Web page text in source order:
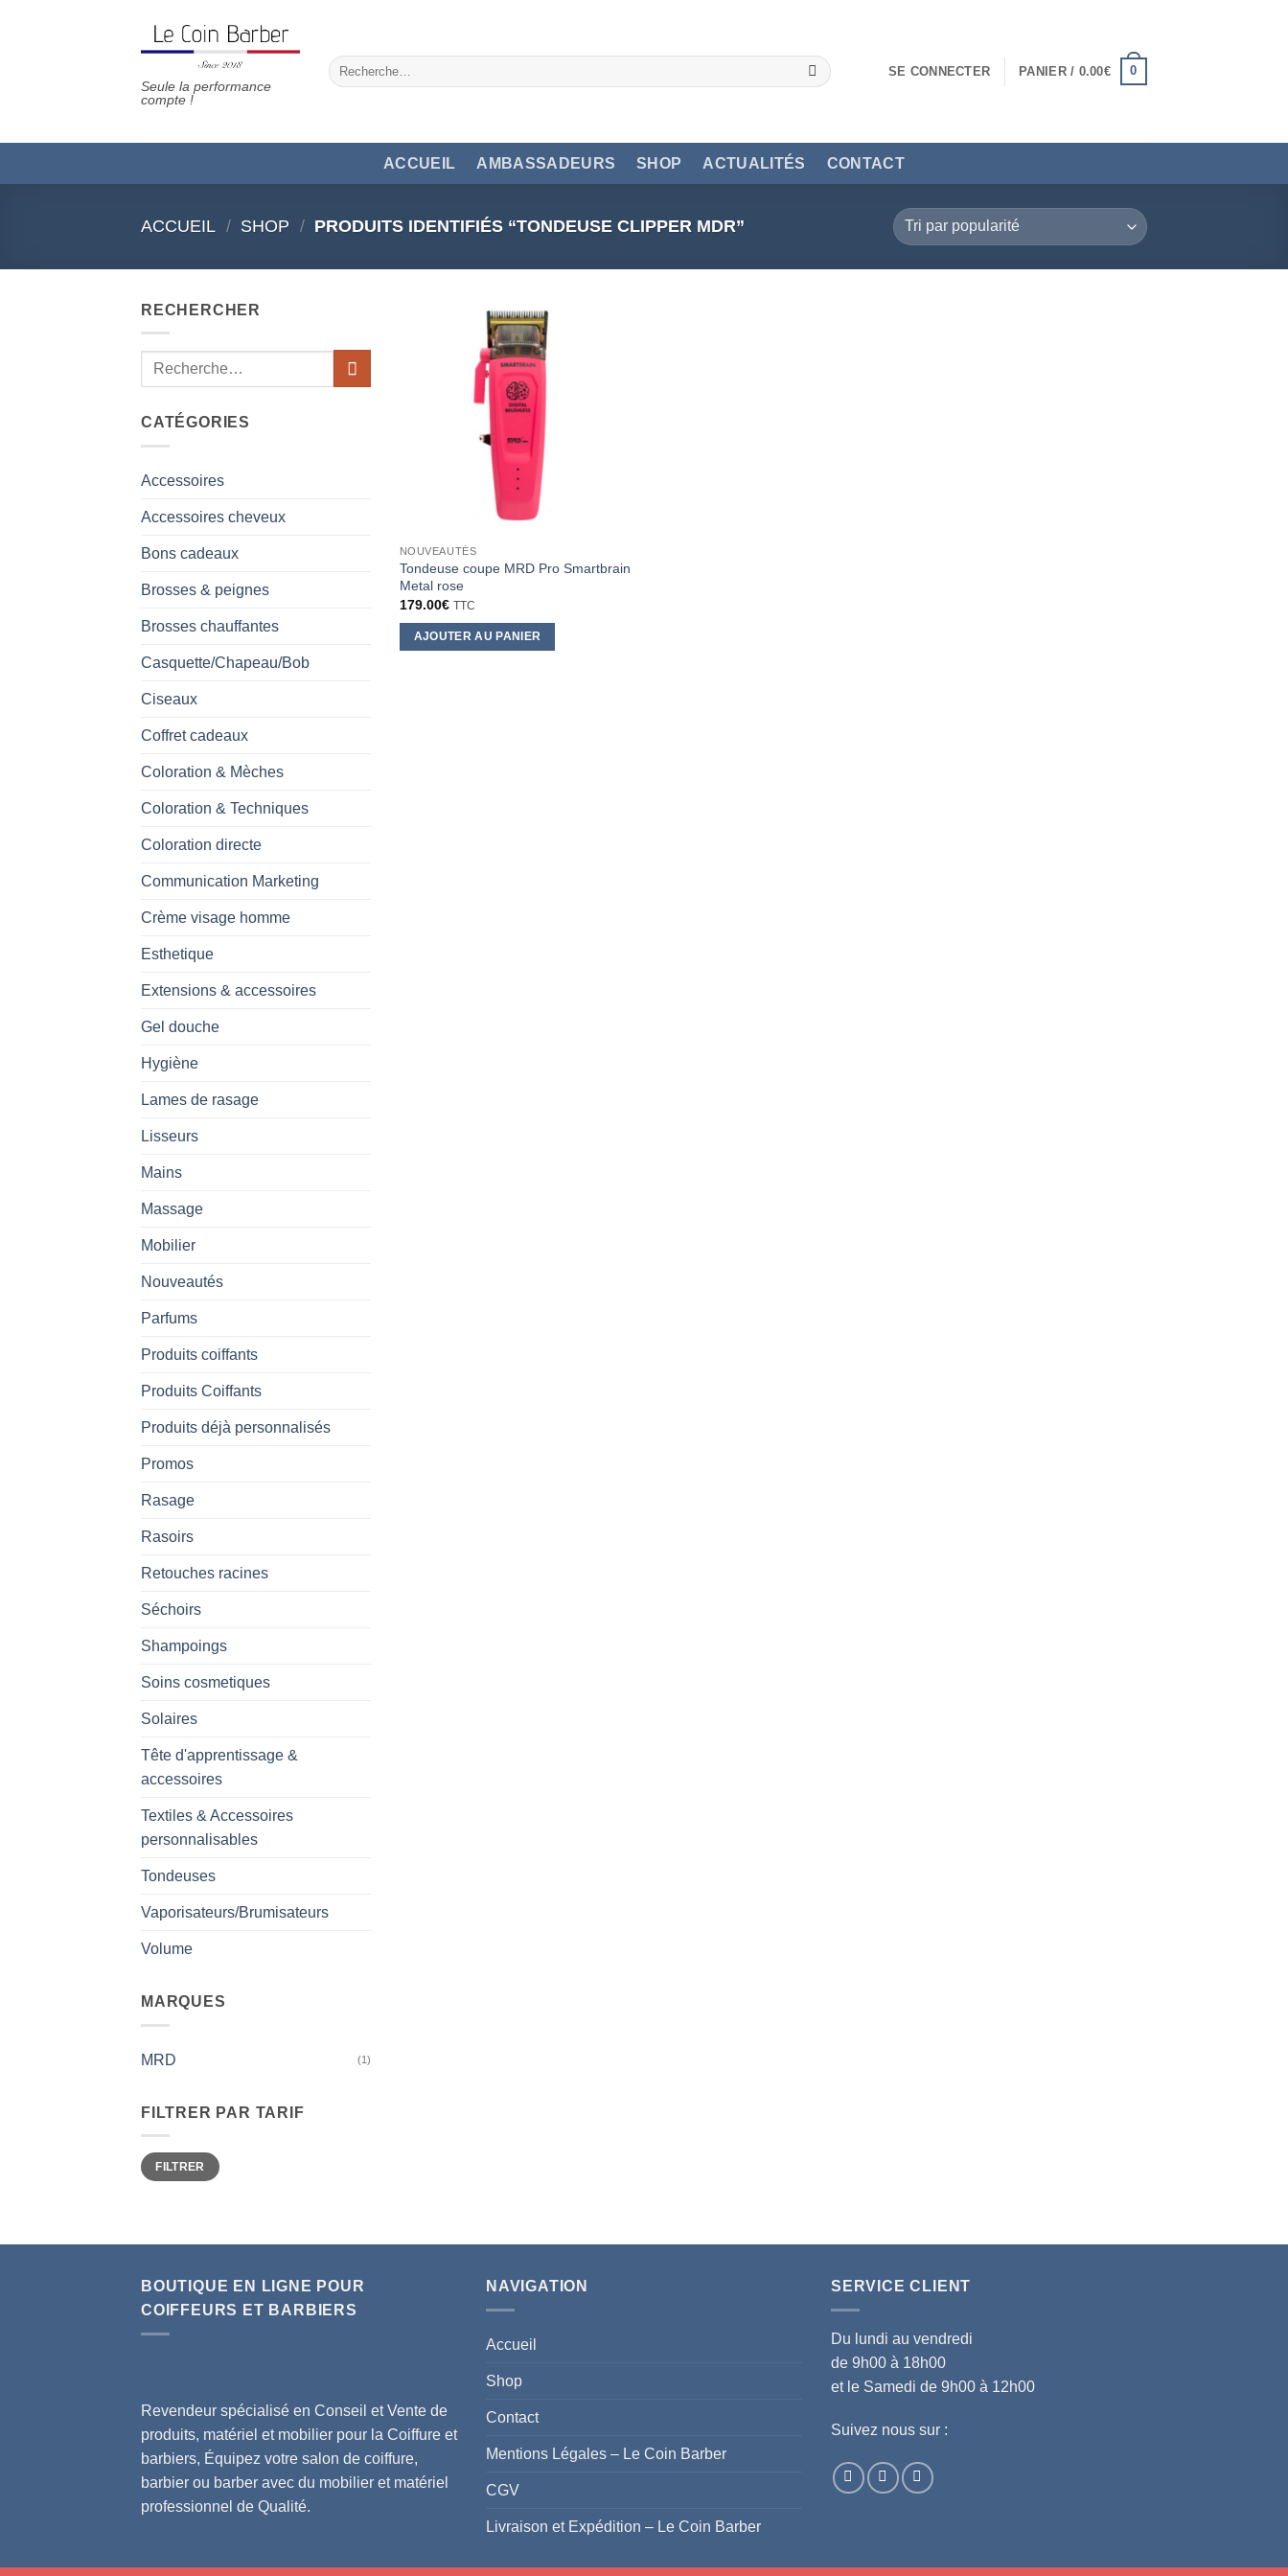
Seule la performance
compte !
Recherche
pour :
SE CONNECTER PANIER / 0.00€ 0
ACCUEIL AMBASSADEURS SHOP ACTUALITÉS CONTACT
ACCUEIL / SHOP / PRODUITS IDENTIFIÉS “TONDEUSE CLIPPER MDR”
RECHERCHER
Recherche
CATÉGORIES
Accessoires
Accessoires cheveux
Bons cadeaux
Brosses & peignes
Brosses chauffantes
Casquette/Chapeau/Bob
Ciseaux
Coffret cadeaux
Coloration & Mèches
Coloration & Techniques
Coloration directe
Communication Marketing
Crème visage homme
Esthetique
Extensions & accessoires
Gel douche
Hygiène
Lames de rasage
Lisseurs
Mains
Massage
Mobilier
Nouveautés
Parfums
Produits coiffants
Produits Coiffants
Produits déjà personnalisés
Promos
Rasage
Rasoirs
Retouches racines
Séchoirs
Shampoings
Soins cosmetiques
Solaires
Tête d'apprentissage &
accessoires
Textiles & Accessoires
personnalisables
Tondeuses
Vaporisateurs/Brumisateurs
Volume
MARQUES
MRD (1)
FILTRER PAR TARIF
Prix
min
Prix
maxFILTRER
NOUVEAUTÉS
Tondeuse coupe MRD Pro Smartbrain
Metal rose
179.00€ TTC
AJOUTER AU PANIER
BOUTIQUE EN LIGNE POUR
COIFFEURS ET BARBIERS
Revendeur spécialisé en Conseil et Vente de
produits, matériel et mobilier pour la Coiffure et
barbiers, Équipez votre salon de coiffure,
barbier ou barber avec du mobilier et matériel
professionnel de Qualité.
NAVIGATION
Accueil
Shop
Contact
Mentions Légales – Le Coin Barber
CGV
Livraison et Expédition – Le Coin Barber
SERVICE CLIENT
Du lundi au vendredi
de 9h00 à 18h00
et le Samedi de 9h00 à 12h00
Suivez nous sur :